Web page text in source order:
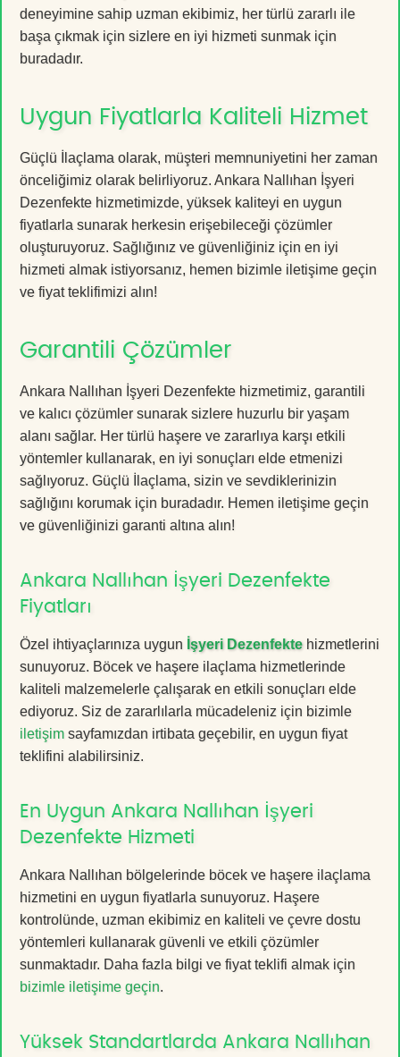
deneyimine sahip uzman ekibimiz, her türlü zararlı ile
başa çıkmak için sizlere en iyi hizmeti sunmak için
buradadır.
Uygun Fiyatlarla Kaliteli Hizmet
Güçlü İlaçlama olarak, müşteri memnuniyetini her zaman
önceliğimiz olarak belirliyoruz. Ankara Nallıhan İşyeri
Dezenfekte hizmetimizde, yüksek kaliteyi en uygun
fiyatlarla sunarak herkesin erişebileceği çözümler
oluşturuyoruz. Sağlığınız ve güvenliğiniz için en iyi
hizmeti almak istiyorsanız, hemen bizimle iletişime geçin
ve fiyat teklifimizi alın!
Garantili Çözümler
Ankara Nallıhan İşyeri Dezenfekte hizmetimiz, garantili
ve kalıcı çözümler sunarak sizlere huzurlu bir yaşam
alanı sağlar. Her türlü haşere ve zararlıya karşı etkili
yöntemler kullanarak, en iyi sonuçları elde etmenizi
sağlıyoruz. Güçlü İlaçlama, sizin ve sevdiklerinizin
sağlığını korumak için buradadır. Hemen iletişime geçin
ve güvenliğinizi garanti altına alın!
Ankara Nallıhan İşyeri Dezenfekte
Fiyatları
Özel ihtiyaçlarınıza uygun İşyeri Dezenfektehizmetlerini
sunuyoruz. Böcek ve haşere ilaçlama hizmetlerinde
kaliteli malzemelerle çalışarak en etkili sonuçları elde
ediyoruz. Siz de zararlılarla mücadeleniz için bizimle
iletişim sayfamızdan irtibata geçebilir, en uygun fiyat
teklifini alabilirsiniz.
En Uygun Ankara Nallıhan İşyeri
Dezenfekte Hizmeti
Ankara Nallıhan bölgelerinde böcek ve haşere ilaçlama
hizmetini en uygun fiyatlarla sunuyoruz. Haşere
kontrolünde, uzman ekibimiz en kaliteli ve çevre dostu
yöntemleri kullanarak güvenli ve etkili çözümler
sunmaktadır. Daha fazla bilgi ve fiyat teklifi almak için
bizimle iletişime geçin.
Yüksek Standartlarda Ankara Nallıhan